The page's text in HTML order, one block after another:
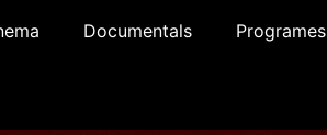
Documentals Programes